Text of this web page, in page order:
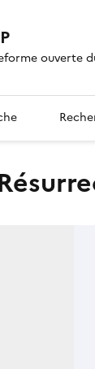
ouverte